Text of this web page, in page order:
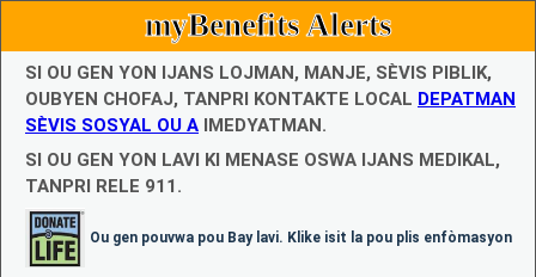
myBenefits Alerts
SI OU GEN YON IJANS LOJMAN, MANJE, SÈVIS PIBLIK,
OUBYEN CHOFAJ, TANPRI KONTAKTE LOCAL DEPATMAN
SÈVIS SOSYAL OU A IMEDYATMAN.
SI OU GEN YON LAVI KI MENASE OSWA IJANS MEDIKAL,
TANPRI RELE 911.
Ou gen pouvwa pou Bay lavi. Klike isit la pou plis enfòmasyon